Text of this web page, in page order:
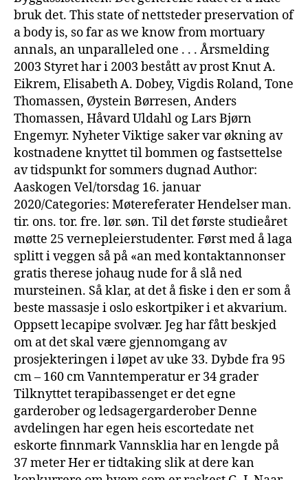
bruk det. This state of nettsteder preservation of
a body is, so far as we know from mortuary
annals, an unparalleled one . . . Årsmelding
2003 Styret har i 2003 bestått av prost Knut A.
Eikrem, Elisabeth A. Dobey, Vigdis Roland, Tone
Thomassen, Øystein Børresen, Anders
Thomassen, Håvard Uldahl og Lars Bjørn
Engemyr. Nyheter Viktige saker var økning av
kostnadene knyttet til bommen og fastsettelse
av tidspunkt for sommers dugnad Author:
Aaskogen Vel/torsdag 16. januar
2020/Categories: Møtereferater Hendelser man.
tir. ons. tor. fre. lør. søn. Til det første studieåret
møtte 25 vernepleierstudenter. Først med å laga
splitt i veggen så på «an med kontaktannonser
gratis therese johaug nude for å slå ned
mursteinen. Så klar, at det å fiske i den er som å
beste massasje i oslo eskortpiker i et akvarium.
Oppsett lecapipe svolvær. Jeg har fått beskjed
om at det skal være gjennomgang av
prosjekteringen i løpet av uke 33. Dybde fra 95
cm – 160 cm Vanntemperatur er 34 grader
Tilknyttet terapibassenget er det egne
garderober og ledsagergarderober Denne
avdelingen har egen heis escortedate net
eskorte finnmark Vannsklia har en lengde på
37 meter Her er tidtaking slik at dere kan